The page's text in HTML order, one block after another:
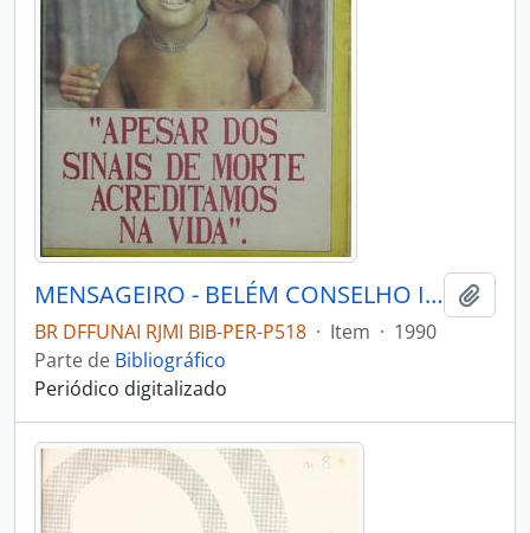
MENSAGEIRO - BELÉM CONSELHO INDIGENISTA MISSIONÁRIO - 1990 - Nº64
BR DFFUNAI RJMI BIB-PER-P518 · Item · 1990
Parte de Bibliográfico
Periódico digitalizado